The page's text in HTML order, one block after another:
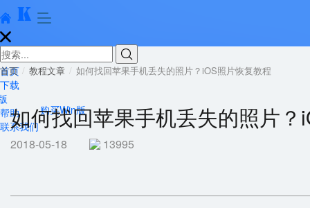
  


首页
下载
购买Win版
帮助
联系我们
首页 教程文章 如何找回苹果手机丢失的照片？iOS照片恢复教程
如何找回苹果手机丢失的照片
2018-05-18 13995